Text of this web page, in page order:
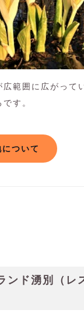
範囲に広がって
す。
ついて
ンド湧別（レ